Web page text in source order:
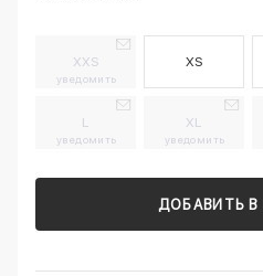
XXS
уведомить
XS
L
уведомить
XL
уведомить
ДОБАВИТЬ В